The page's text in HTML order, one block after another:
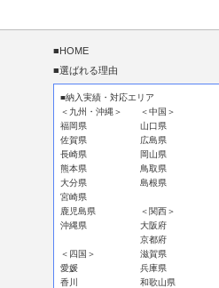
■HOME
■選ばれる理由
■納入実績・対応エリア
＜九州・沖縄＞
福岡県
佐賀県
長崎県
熊本県
大分県
宮崎県
鹿児島県
沖縄県
＜四国＞
愛媛
香川
＜中国＞
山口県
広島県
岡山県
鳥取県
島根県
＜関西＞
大阪府
京都府
滋賀県
兵庫県
和歌山県